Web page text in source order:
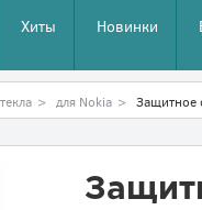
Хиты Новинки
> для Nokia > Защитное